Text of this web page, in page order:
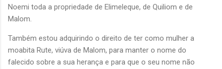
Noemi toda a propriedade de Elimeleque, de Quiliom e de
Malom.
Também estou adquirindo o direito de ter como mulher a
moabita Rute, viúva de Malom, para manter o nome do
falecido sobre a sua herança e para que o seu nome não